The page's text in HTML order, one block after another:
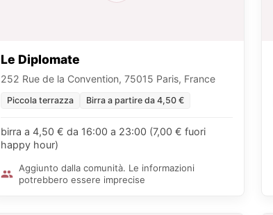
Le Diplomate
252 Rue de la Convention, 75015 Paris, France
Piccola terrazza Birra a partire da 4,50 €
birra a 4,50 € da 16:00 a 23:00 (7,00 € fuori
happy hour)
Aggiunto dalla comunità. Le informazioni
potrebbero essere imprecise